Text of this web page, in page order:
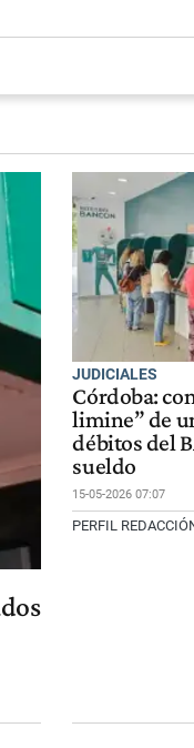
JUDICIALES
Córdoba:
limine” de
débitos del
sueldo
15-05-2026 07:07
PERFIL